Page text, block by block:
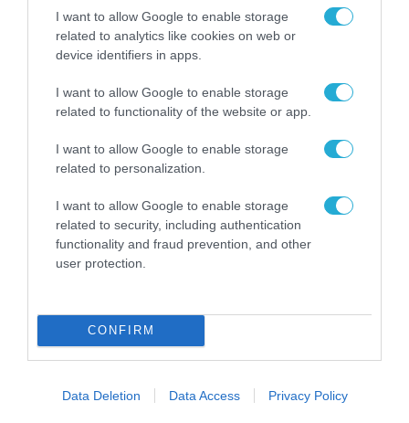
I want to allow Google to enable storage
related to analytics like cookies on web or
device identifiers in apps.
I want to allow Google to enable storage
related to functionality of the website or app.
I want to allow Google to enable storage
related to personalization.
I want to allow Google to enable storage
related to security, including authentication
functionality and fraud prevention, and other
user protection.
CONFIRM
Data Deletion Data Access Privacy Policy